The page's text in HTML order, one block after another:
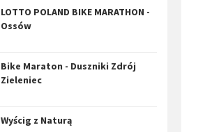
LOTTO POLAND BIKE MARATHON -
Ossów
Bike Maraton - Duszniki Zdrój
Zieleniec
Wyścig z Naturą